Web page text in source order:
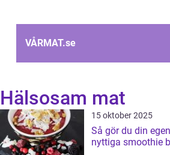
VÅRMAT.se
Hälsosam mat
15 oktober 2025
Så gör du din
nyttiga smoothie